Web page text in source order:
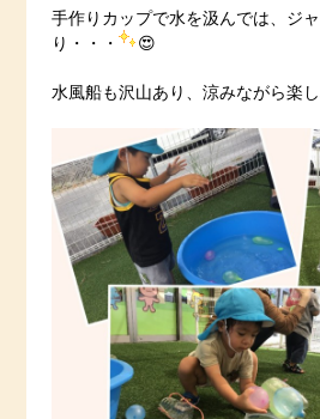
手作りカップで水を汲んでは、ジ
り・・・
😍
水風船も沢山あり、涼みながら楽